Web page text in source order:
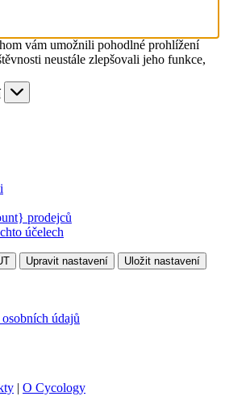
vám umožnili pohodlné prohlížení
neustále zlepšovali jeho funkce,
prodejců
účelech
Upravit nastavení Uložit nastavení
údajů
| O Cycology